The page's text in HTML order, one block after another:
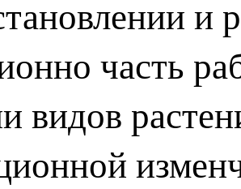
и
часть
видов